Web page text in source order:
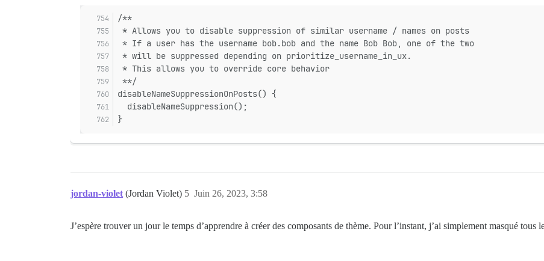
/**
* Allows you to disable suppression of similar username / names on posts
* If a user has the username bob.bob and the name Bob Bob, one of the two
* will be suppressed depending on prioritize_username_in_ux.
* This allows you to override core behavior
**/
disableNameSuppressionOnPosts() {
  disableNameSuppression();
}
jordan-violet (Jordan Violet) Juin 26, 2023, 3:58
5
J’espère trouver un jour le temps d’apprendre à créer des composants de thème. Pour l’instant, j’ai simplement masqué tous